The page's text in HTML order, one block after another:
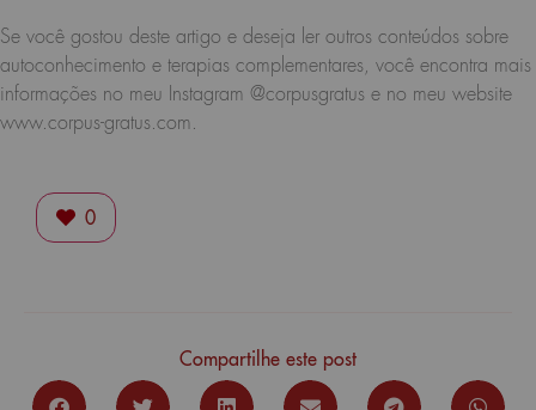
Se você gostou deste artigo e deseja ler outros conteúdos sobre
autoconhecimento e terapias complementares, você encontra mais
informações no meu Instagram @corpusgratus e no meu website
www.corpus-gratus.com.
0
Compartilhe este post